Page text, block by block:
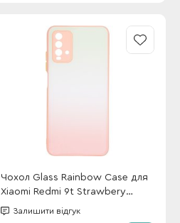
Чохол Glass Rainbow Case для
Xiaomi Redmi 9t Strawbery
Mohito
Залишити відгук